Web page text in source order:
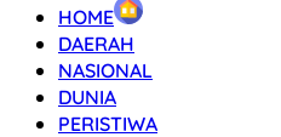
HOME
DAERAH
NASIONAL
DUNIA
PERISTIWA